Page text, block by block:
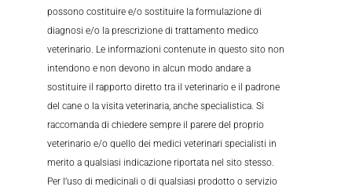
possono costituire e/o sostituire la formulazione di
diagnosi e/o la prescrizione di trattamento medico
veterinario. Le informazioni contenute in questo sito non
intendono e non devono in alcun modo andare a
sostituire il rapporto diretto tra il veterinario e il padrone
del cane o la visita veterinaria, anche specialistica. Si
raccomanda di chiedere sempre il parere del proprio
veterinario e/o quello dei medici veterinari specialisti in
merito a qualsiasi indicazione riportata nel sito stesso.
Per l’uso di medicinali o di qualsiasi prodotto o servizio